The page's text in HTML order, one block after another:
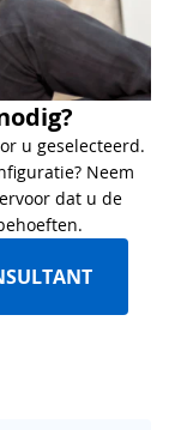
u geselecteerd.
Neem
dat u de